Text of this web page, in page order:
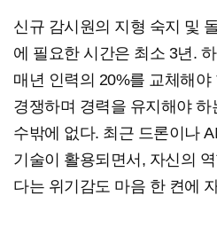
신규 감시원의 지형 숙지 및
에 필요한 시간은 최소 3년.
매년 인력의 20%를 교체해야
경쟁하며 경력을 유지해야
수밖에 없다. 최근 드론이나
기술이 활용되면서, 자신의
다는 위기감도 마음 한 켠에